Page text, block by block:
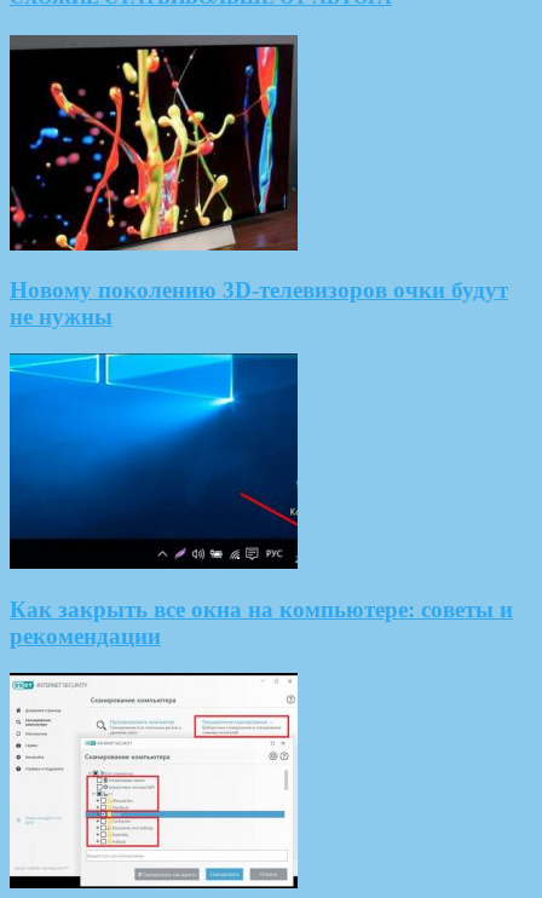
Новому поколению 3D-телевизоров очки будут
не нужны
Как закрыть все окна на компьютере: советы и
рекомендации